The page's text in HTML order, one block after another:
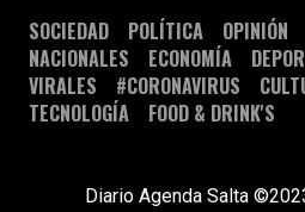
SOCIEDAD POLÍTICA OPINIÓN
NACIONALES
ECONOMÍA
VIRALES
#CORONAVIRUS
TECNOLOGÍA
FOOD & DRINK'S
Diario Agenda Salta